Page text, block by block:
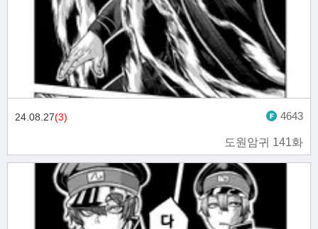
도원암귀 141화
24.08.27(3) 4643